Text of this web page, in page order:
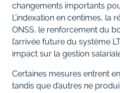
changements importants
L’indexation en centimes, la
ONSS, le renforcement du
l’arrivée future du système
impact sur la gestion
Certaines mesures entrent
tandis que d’autres ne